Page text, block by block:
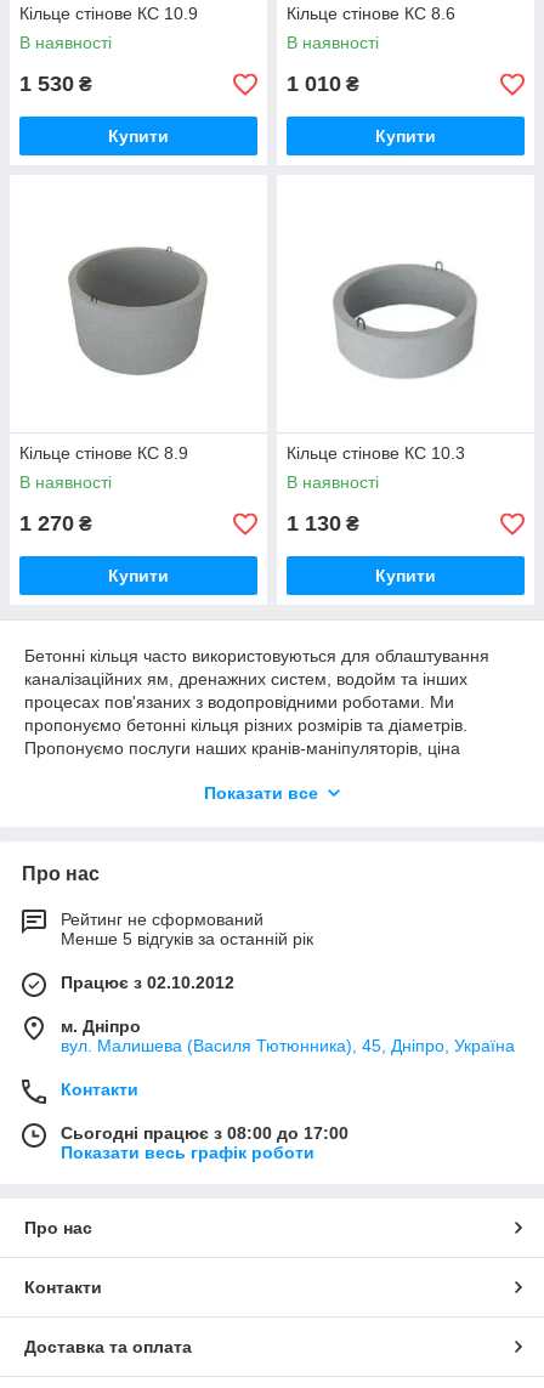
Кільце стінове КС 10.9
В наявності
1 530 ₴
Купити
Кільце стінове КС 8.6
В наявності
1 010 ₴
Купити
Кільце стінове КС 8.9
В наявності
1 270 ₴
Купити
Кільце стінове КС 10.3
В наявності
1 130 ₴
Купити
Бетонні кільця часто використовуються для облаштування
каналізаційних ям, дренажних систем, водойм та інших
процесах пов'язаних з водопровідними роботами. Ми
пропонуємо бетонні кільця різних розмірів та діаметрів.
Пропонуємо послуги наших кранів-маніпуляторів, ціна
для вас інформацію ви можете дізнатися у наших
Показати все
Про нас
Рейтинг не сформований
Менше 5 відгуків за останній рік
Працює з 02.10.2012
м. Дніпро
вул. Малишева (Василя Тютюнника), 45, Дніпро, Україна
Контакти
Сьогодні працює з 08:00 до 17:00
Показати весь графік роботи
Про нас
Контакти
Доставка та оплата